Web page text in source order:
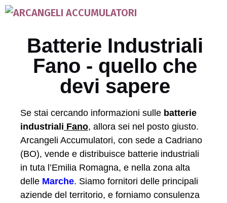
Batterie Industriali
Fano - quello che
devi sapere
Se stai cercando informazioni sulle batterie
industriali Fano, allora sei nel posto giusto.
Arcangeli Accumulatori, con sede a Cadriano
(BO), vende e distribuisce batterie industriali
in tuta l’Emilia Romagna, e nella zona alta
delle Marche. Siamo fornitori delle principali
aziende del territorio, e forniamo consulenza